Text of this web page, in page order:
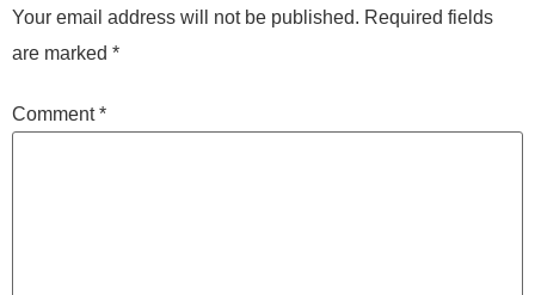
Your email address will not be published. Required fields
are marked *
Comment*